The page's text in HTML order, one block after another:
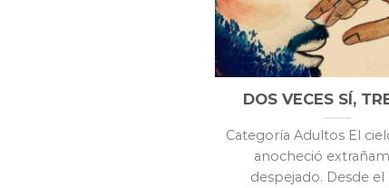
DOS VECES SÍ,
Categoría Adultos El
anocheció
despejado. Desde el